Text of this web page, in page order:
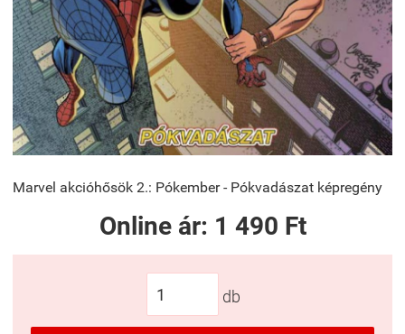
Marvel akcióhősök 2.: Pókember - Pókvadászat képregény
Online ár: 1 490 Ft
db